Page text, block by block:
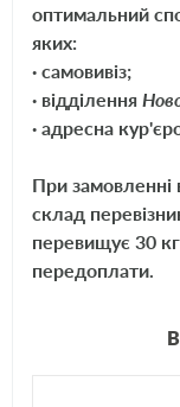
соединение
гарантировать
Надежность фиксации
внутренняя
При необходимости
оптимальний
яких:
· самовивіз;
· відділення
· адресна
При замовленні
склад
перевищує 30 кг
передоплати.